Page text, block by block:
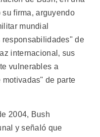
firma, arguyendo
mundial
de
internacional, sus
vulnerables a
de parte
2004, Bush
y señaló que